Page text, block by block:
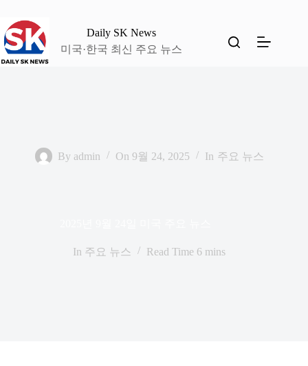
으
로
건
Daily SK News
미국·한국 최신 주요 뉴스
By admin On 9월 24, 2025 In 주요 뉴스
In 주요 뉴스 Read Time 6 mins